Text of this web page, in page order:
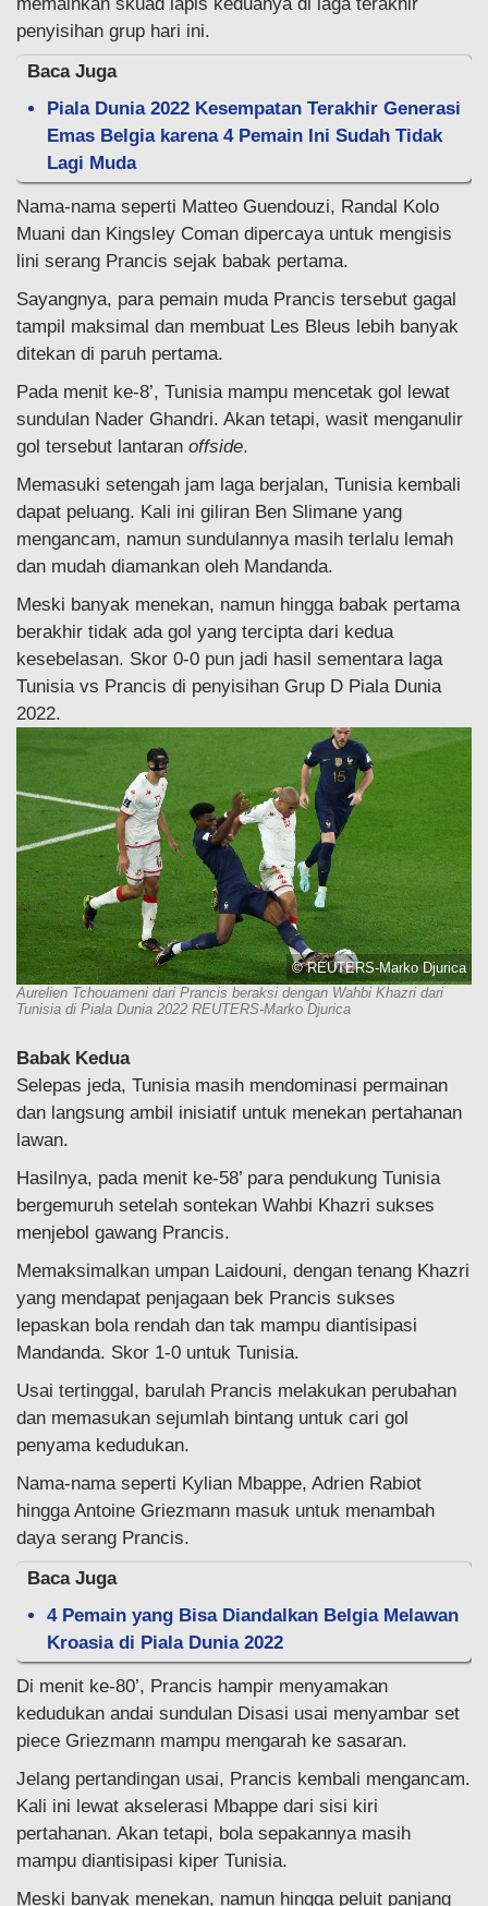
penyisihan grup hari ini.
Baca Juga
Piala Dunia 2022 Kesempatan Terakhir Generasi
Emas Belgia karena 4 Pemain Ini Sudah Tidak
Lagi Muda
Nama-nama seperti Matteo Guendouzi, Randal Kolo
Muani dan Kingsley Coman dipercaya untuk mengisis
lini serang Prancis sejak babak pertama.
Sayangnya, para pemain muda Prancis tersebut gagal
tampil maksimal dan membuat Les Bleus lebih banyak
ditekan di paruh pertama.
Pada menit ke-8’, Tunisia mampu mencetak gol lewat
sundulan Nader Ghandri. Akan tetapi, wasit menganulir
gol tersebut lantaran offside.
Memasuki setengah jam laga berjalan, Tunisia kembali
dapat peluang. Kali ini giliran Ben Slimane yang
mengancam, namun sundulannya masih terlalu lemah
dan mudah diamankan oleh Mandanda.
Meski banyak menekan, namun hingga babak pertama
berakhir tidak ada gol yang tercipta dari kedua
kesebelasan. Skor 0-0 pun jadi hasil sementara laga
Tunisia vs Prancis di penyisihan Grup D Piala Dunia
2022.
© REUTERS-Marko Djurica
Aurelien Tchouameni dari Prancis beraksi dengan Wahbi Khazri dari
Tunisia di Piala Dunia 2022 REUTERS-Marko Djurica
Babak Kedua
Selepas jeda, Tunisia masih mendominasi permainan
dan langsung ambil inisiatif untuk menekan pertahanan
lawan.
Hasilnya, pada menit ke-58’ para pendukung Tunisia
bergemuruh setelah sontekan Wahbi Khazri sukses
menjebol gawang Prancis.
Memaksimalkan umpan Laidouni, dengan tenang Khazri
yang mendapat penjagaan bek Prancis sukses
lepaskan bola rendah dan tak mampu diantisipasi
Mandanda. Skor 1-0 untuk Tunisia.
Usai tertinggal, barulah Prancis melakukan perubahan
dan memasukan sejumlah bintang untuk cari gol
penyama kedudukan.
Nama-nama seperti Kylian Mbappe, Adrien Rabiot
hingga Antoine Griezmann masuk untuk menambah
daya serang Prancis.
Baca Juga
4 Pemain yang Bisa Diandalkan Belgia Melawan
Kroasia di Piala Dunia 2022
Di menit ke-80’, Prancis hampir menyamakan
kedudukan andai sundulan Disasi usai menyambar set
piece Griezmann mampu mengarah ke sasaran.
Jelang pertandingan usai, Prancis kembali mengancam.
Kali ini lewat akselerasi Mbappe dari sisi kiri
pertahanan. Akan tetapi, bola sepakannya masih
mampu diantisipasi kiper Tunisia.
Meski banyak menekan, namun hingga peluit panjang